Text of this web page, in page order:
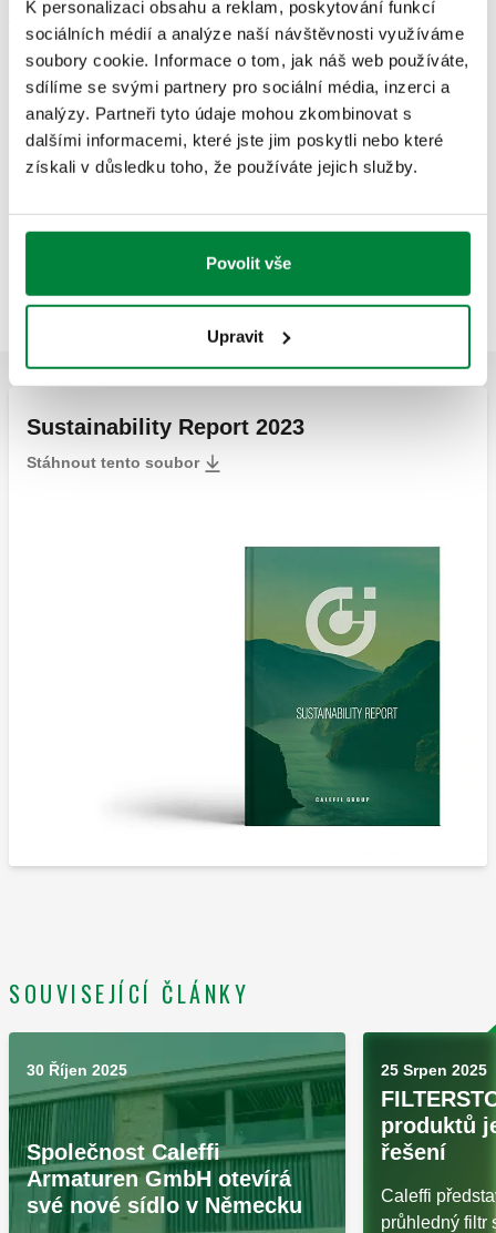
K personalizaci obsahu a reklam, poskytování funkcí
sociálních médií a analýze naší návštěvnosti využíváme
soubory cookie. Informace o tom, jak náš web používáte,
sdílíme se svými partnery pro sociální média, inzerci a
analýzy. Partneři tyto údaje mohou zkombinovat s
dalšími informacemi, které jste jim poskytli nebo které
získali v důsledku toho, že používáte jejich služby.
Povolit vše
Upravit
Abychom lépe zviditelnili naši činnost, vytvořili jsme stránku,
která vypovídá onašich závazcích na různých úrovních
shrnuje naši vizi a některé z našich konkrétních akcí pod
hlavičkouThe Caleffi Green.
Budujeme udržitelnější budoucnost s instalatérskými
řešeními, která nově navrhují pohodlí a pomáhají zlepšit
PŘICHÁZÍME S ODBORNÝMI ZNALOSTMI.
Sustainability Report 2023
Stáhnout tento soubor
SOUVISEJÍCÍ ČLÁNKY
30 Říjen 2025
Společnost Caleffi
Armaturen GmbH otevírá
své nové sídlo v Německu
25 Srpen 2025
produktů
řešení
Caleffi
průhledný filtr